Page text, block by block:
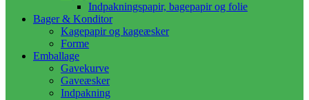
Indpakningspapir, bagepapir og folie
Bager & Konditor
Kagepapir og kageæsker
Forme
Emballage
Gavekurve
Gaveæsker
Indpakning